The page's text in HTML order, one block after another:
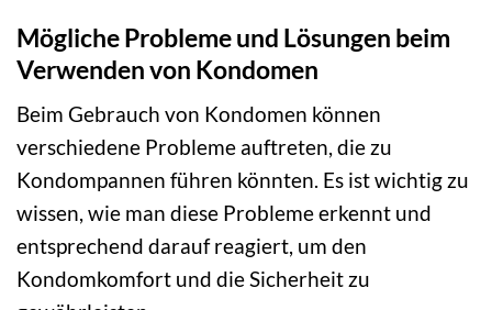
Mögliche Probleme und Lösungen beim
Verwenden von Kondomen
Beim Gebrauch von Kondomen können
verschiedene Probleme auftreten, die zu
Kondompannen führen könnten. Es ist wichtig zu
wissen, wie man diese Probleme erkennt und
entsprechend darauf reagiert, um den
Kondomkomfort und die Sicherheit zu